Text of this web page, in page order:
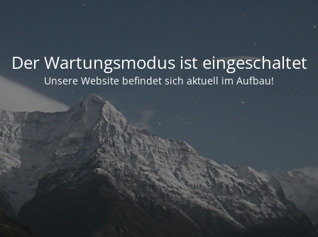
Der Wartungsmodus ist eingeschaltet
Unsere Website befindet sich aktuell im Aufbau!